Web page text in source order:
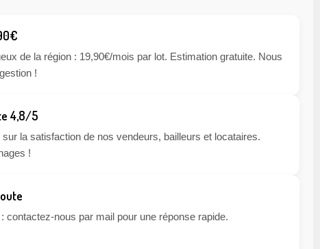
de la région : 19,90€/mois par lot. Estimation gratuite. Nous
!
4,8/5
la satisfaction de nos vendeurs, bailleurs et locataires.
!
contactez-nous par mail pour une réponse rapide.